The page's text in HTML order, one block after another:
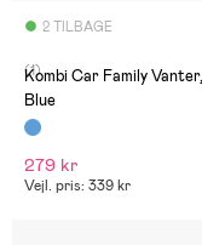
2 TILBAGE
(1)
Kombi Car Family
Blue
279 kr
Vejl. pris: 339 kr